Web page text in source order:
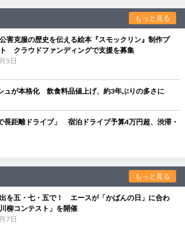
もっと見る
害克服の歴史を伝える絵本『スモックリン』制作プ
クラウドファンディングで支援を募集
5日
ュが本格化 飲食料品値上げ、約3年ぶりの多さに
長距離ドライブ」 宿泊ドライブ予算4万円超、渋滞・
もっと見る
を五・七・五で！ エースが「かばんの日」に合わ
柳コンテスト」を開催
7日